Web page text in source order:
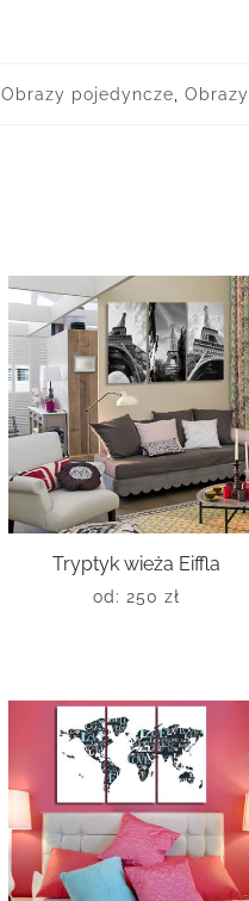
Obrazy pojedyncze,
Tryptyk wieża Eiffla
od: 250zł